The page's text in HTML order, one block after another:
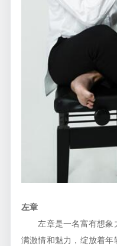
左章
左章是一名富有想象
满激情和魅力，绽放着年